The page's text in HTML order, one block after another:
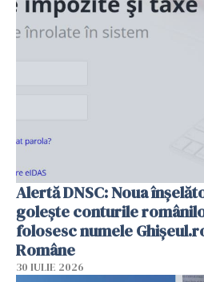
Alertă DNSC: Noua
golește conturile
folosesc numele
Române
30 IULIE 2026